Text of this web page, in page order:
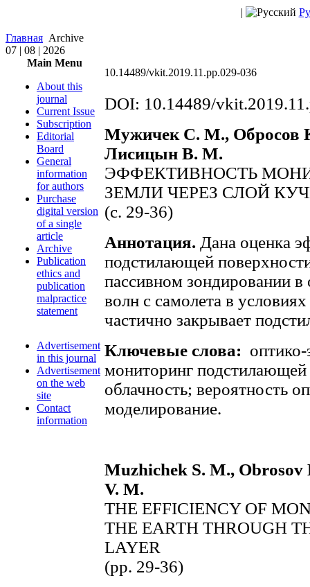
|
Главная Archive
07 | 08 | 2026
Main Menu
About this
journal
Current Issue
Subscription
Editorial
Board
General
information
for authors
Purchase
digital version
of a single
article
Archive
Publication
ethics and
publication
malpractice
statement
Advertisement
in this journal
Advertisement
on the web
site
Contact
information
10.14489/vkit.2019.11.pp.029-036
DOI: 10.14489/
Мужичек С. М., Обросов
Лисицын В. М.
ЭФФЕКТИВНОСТЬ
ЗЕМЛИ ЧЕРЕЗ СЛОЙ
(с. 29-36)
Аннотация. Дана оценка
подстилающей
пассивном зондировании
волн с самолета в
частично закрывает
Ключевые слова:
мониторинг подстилающей
облачность; вероятность
моделирование.
Muzhichek S. M., Obrosov
V. M.
THE EFFICIENCY OF
THE EARTH THROUGH
LAYER
(pp. 29-36)